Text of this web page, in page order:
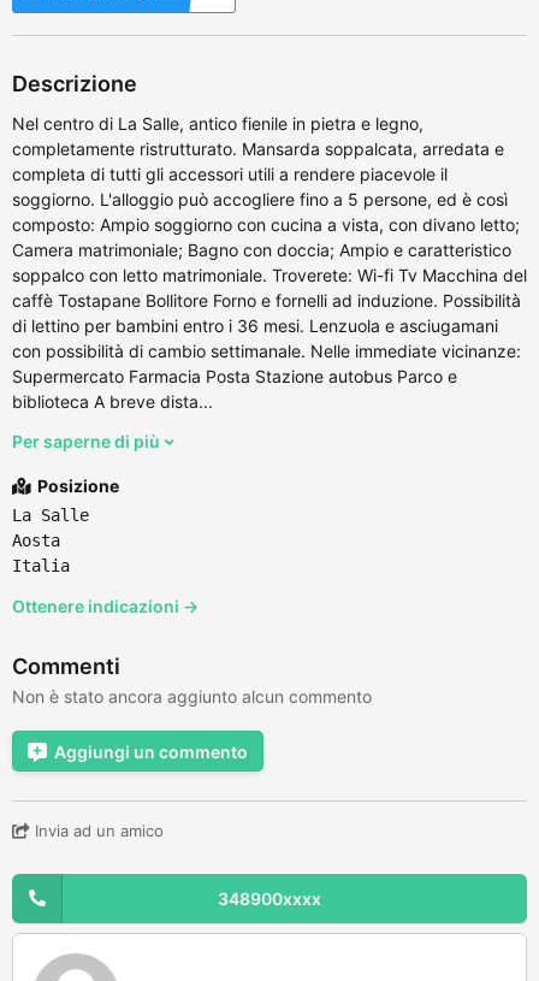
Descrizione
Nel centro di La Salle, antico fienile in pietra e legno,
completamente ristrutturato. Mansarda soppalcata, arredata e
completa di tutti gli accessori utili a rendere piacevole il
soggiorno. L'alloggio può accogliere fino a 5 persone, ed è così
composto: Ampio soggiorno con cucina a vista, con divano letto;
Camera matrimoniale; Bagno con doccia; Ampio e caratteristico
soppalco con letto matrimoniale. Troverete: Wi-fi Tv Macchina del
caffè Tostapane Bollitore Forno e fornelli ad induzione. Possibilità
di lettino per bambini entro i 36 mesi. Lenzuola e asciugamani
con possibilità di cambio settimanale. Nelle immediate vicinanze:
Supermercato Farmacia Posta Stazione autobus Parco e
biblioteca A breve dista...
Per saperne di più
Posizione
La Salle
Aosta
Italia
Ottenere indicazioni →
Commenti
Non è stato ancora aggiunto alcun commento
Aggiungi un commento
Invia ad un amico
348900xxxx